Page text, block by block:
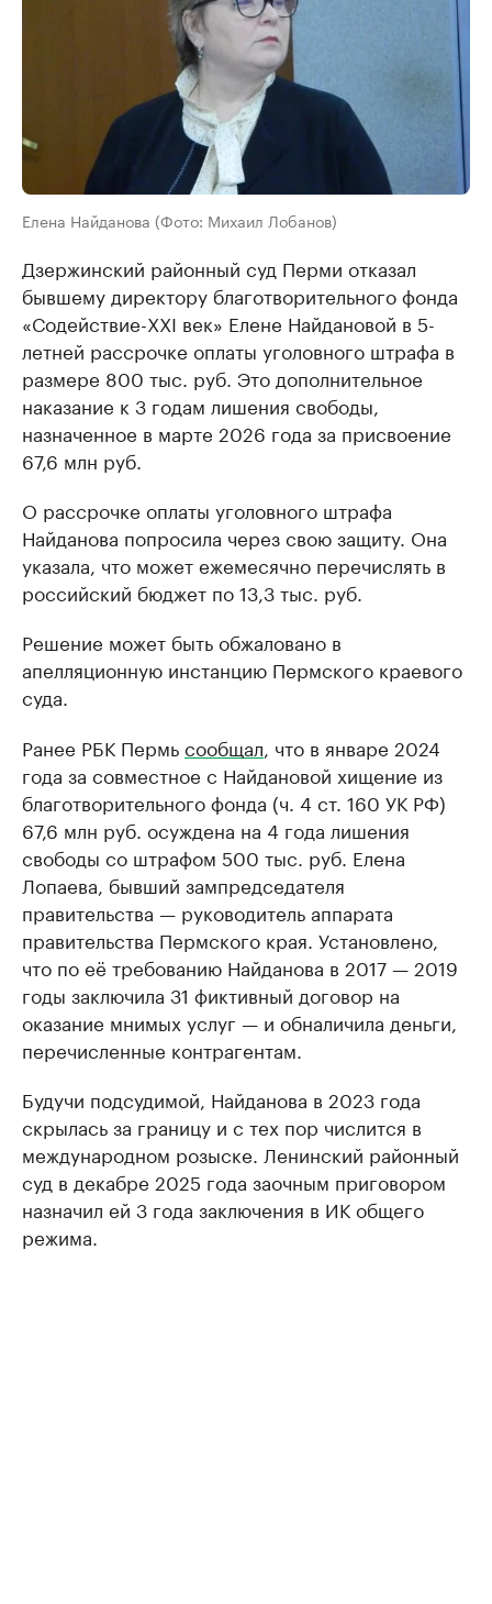
Елена Найданова (Фото: Михаил Лобанов)
Дзержинский районный суд Перми отказал
бывшему директору благотворительного фонда
«Содействие-XXI век» Елене Найдановой в 5-
летней рассрочке оплаты уголовного штрафа в
размере 800 тыс. руб. Это дополнительное
наказание к 3 годам лишения свободы,
назначенное в марте 2026 года за присвоение
67,6 млн руб.
О рассрочке оплаты уголовного штрафа
Найданова попросила через свою защиту. Она
указала, что может ежемесячно перечислять в
российский бюджет по 13,3 тыс. руб.
Решение может быть обжаловано в
апелляционную инстанцию Пермского краевого
суда.
Ранее РБК Пермьсообщал , что в январе 2024
года за совместное с Найдановой хищение из
благотворительного фонда (ч. 4 ст. 160 УК РФ)
67,6 млн руб. осуждена на 4 года лишения
свободы со штрафом 500 тыс. руб. Елена
Лопаева, бывший зампредседателя
правительства — руководитель аппарата
правительства Пермского края. Установлено,
что по её требованию Найданова в 2017 — 2019
годы заключила 31 фиктивный договор на
оказание мнимых услуг — и обналичила деньги,
перечисленные контрагентам.
Будучи подсудимой, Найданова в 2023 года
скрылась за границу и с тех пор числится в
международном розыске. Ленинский районный
суд в декабре 2025 года заочным приговором
назначил ей 3 года заключения в ИК общего
режима.